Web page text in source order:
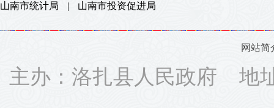
山南市统计局 | 山南市投资促进局
网站简
主办：洛扎县人民政府 地